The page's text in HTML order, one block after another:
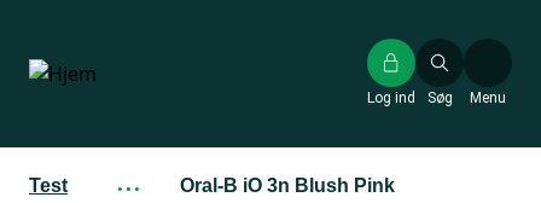
hovedindhold
Søg
Log ind Menu
Test ··· Oral-B iO 3n Blush Pink